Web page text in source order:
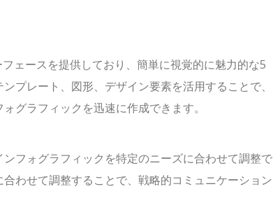
ェースを提供しており、簡単に視覚的に魅力的な5
プレート、図形、デザイン要素を活用することで、
グラフィックを迅速に作成できます。
フォグラフィックを特定のニーズに合わせて調整で
わせて調整することで、戦略的コミュニケーション